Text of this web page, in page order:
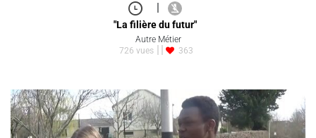
|
"La filière du futur"
Autre Métier
726 vues
363